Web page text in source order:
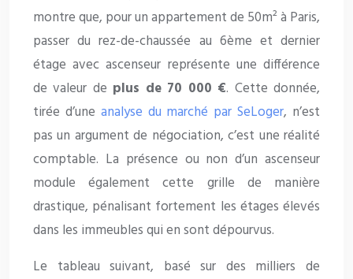
montre que, pour un appartement de 50m² à Paris,
passer du rez-de-chaussée au 6ème et dernier
étage avec ascenseur représente une différence
de valeur de plus de 70 000 €. Cette donnée,
tirée d’une analyse du marché par SeLoger, n’est
pas un argument de négociation, c’est une réalité
comptable. La présence ou non d’un ascenseur
module également cette grille de manière
drastique, pénalisant fortement les étages élevés
dans les immeubles qui en sont dépourvus.
Le tableau suivant, basé sur des milliers de